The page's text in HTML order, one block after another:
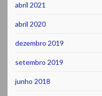
abril 2021
abril 2020
dezembro 2019
setembro 2019
junho 2018